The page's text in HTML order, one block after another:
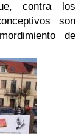
contra los
son
de